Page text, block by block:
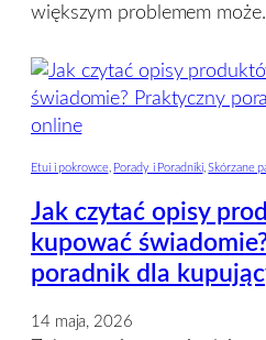
większym problemem
Etui i pokrowce, Porady i Poradniki, Skórzane
Jak czytać opisy
kupować
poradnik dla
14 maja, 2026